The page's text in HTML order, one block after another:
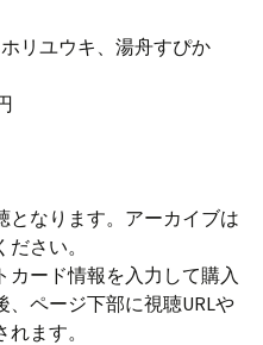
リユウキ、湯舟すぴか
となります。アーカイブは
さい。
カード情報を入力して購入
、ページ下部に視聴URLや
ます。